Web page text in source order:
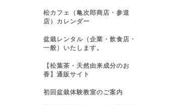
松カフェ（亀次郎商店・参道
店）カレンダー
盆栽レンタル（企業・飲食店・
一般）いたします。
【松葉茶・天然由来成分のお
香】通販サイト
初回盆栽体験教室のご案内